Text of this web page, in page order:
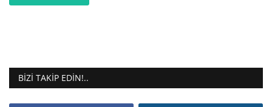
BIZI TAKIP EDIN!..